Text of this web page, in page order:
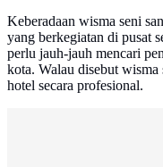
Keberadaan wisma seni
yang berkegiatan di pusat
perlu jauh-jauh mencari
kota. Walau disebut
hotel secara profesional.